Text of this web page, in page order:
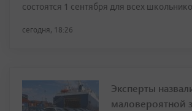
состоятся 1 сентября для всех
сегодня, 18:26
Эксперты
маловероятной